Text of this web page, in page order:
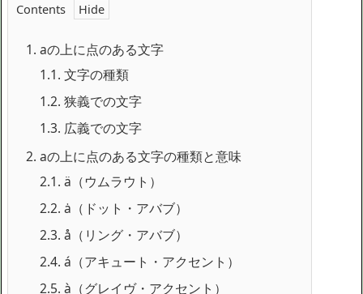
Contents
1. aの上に点のある文字
1.1. 文字の種類
1.2. 狭義での文字
1.3. 広義での文字
2. aの上に点のある文字の種類と意味
2.1. ä（ウムラウト）
2.2. ȧ（ドット・アバブ）
2.3. å（リング・アバブ）
2.4. á（アキュート・アクセント）
2.5. à（グレイヴ・アクセント）